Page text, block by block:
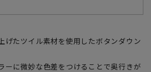
げたツイル素材を使用したボタンダウン
ーに微妙な色差をつけることで奥行きが